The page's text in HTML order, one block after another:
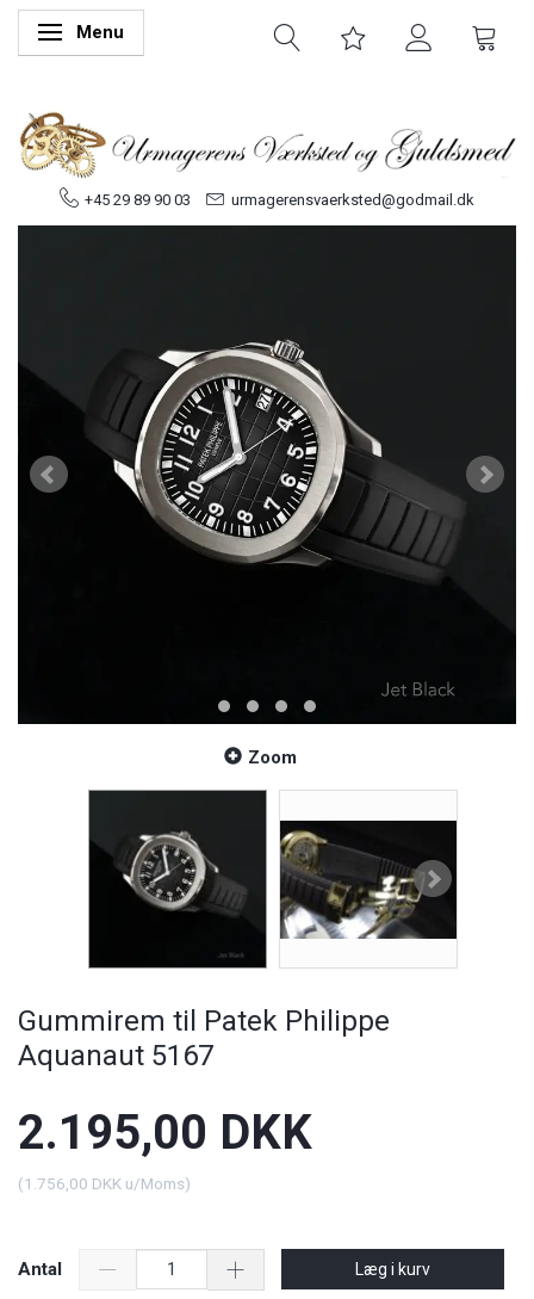
Skifte navigation
Menu
+45 29 89 90 03 urmagerensvaerksted@godmail.dk
Zoom
Gummirem til Patek Philippe
Aquanaut 5167
2.195,00 DKK
(1.756,00 DKK u/Moms)
Antal Læg i kurv